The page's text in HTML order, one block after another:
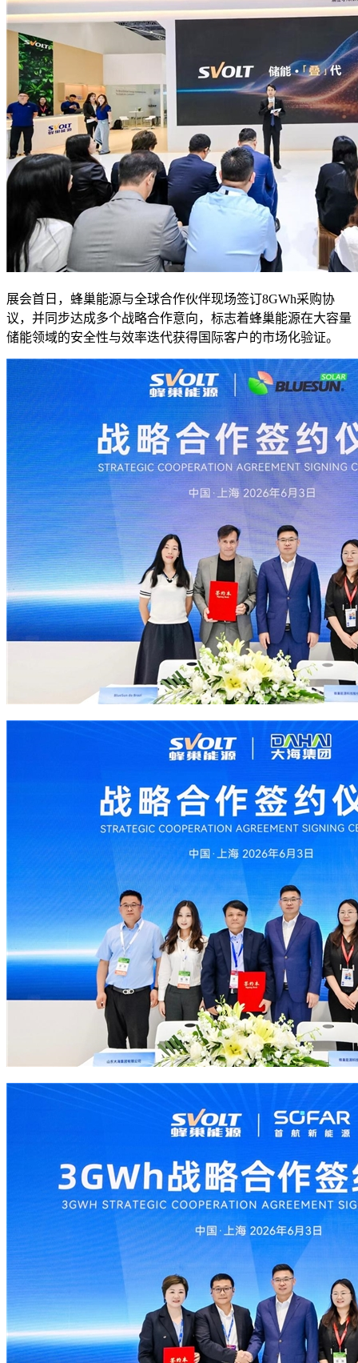
展会首日，蜂巢能源与全球合作伙伴现场签订8GWh采购协
议，并同步达成多个战略合作意向，标志着蜂巢能源在大容量
储能领域的安全性与效率迭代获得国际客户的市场化验证。